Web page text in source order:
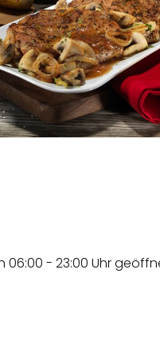
06:00 - 23:00 Uhr